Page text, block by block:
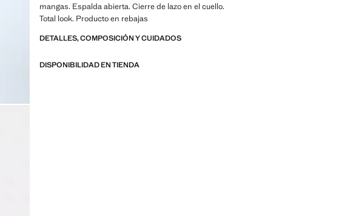
mangas. Espalda abierta. Cierre de lazo en el cuello.
Total look. Producto en rebajas
DETALLES, COMPOSICIÓN Y CUIDADOS
DISPONIBILIDAD EN TIENDA